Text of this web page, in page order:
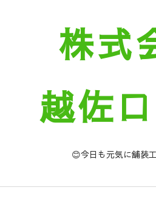
株式
越佐
😊今日も元気に舗装